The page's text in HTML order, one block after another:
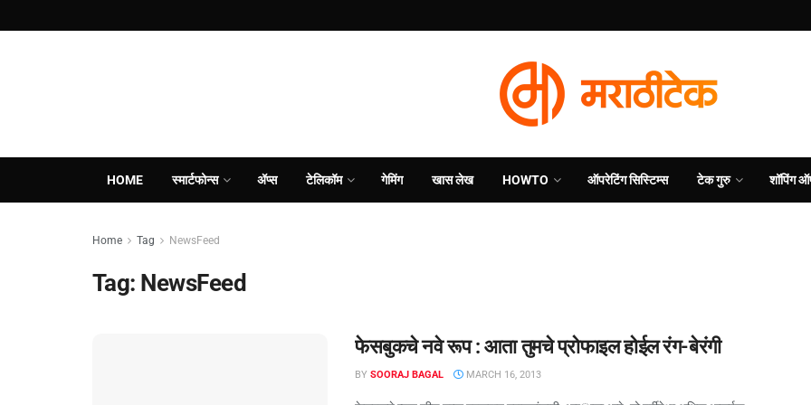
HOME स्मार्टफोन्स ॲप्स टेलिकॉम गेमिंग खास लेख HOWTO ऑपरेटिंग सिस्टिम्स टेक गुरु शॉपिंग
Home Tag NewsFeed
Tag: NewsFeed
फेसबुकचे नवे रूप : आता तुमचे प्रोफाइल होईल रंग-‍बेरंगी
BY SOORAJ BAGAL MARCH 16, 2013